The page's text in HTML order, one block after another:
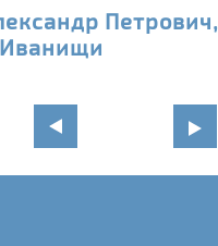
Петрович,
Иванищи